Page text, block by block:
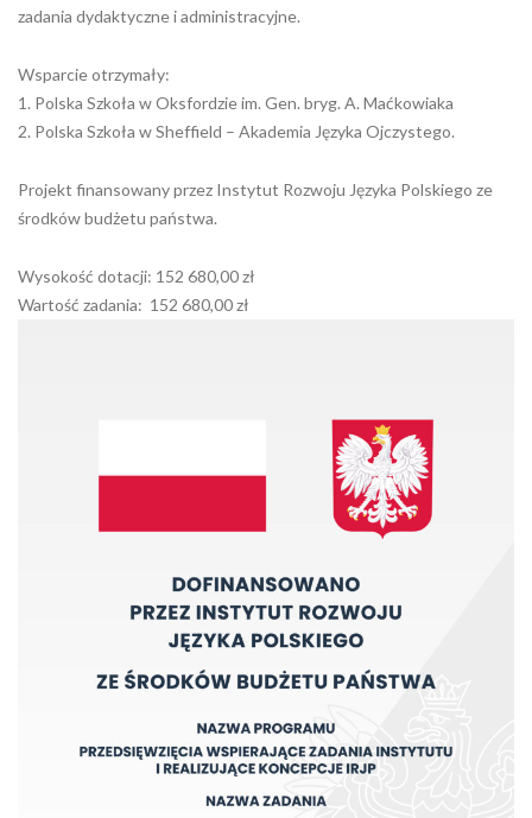
zadania dydaktyczne i administracyjne.
Wsparcie otrzymały:
1. Polska Szkoła w Oksfordzie im. Gen. bryg. A. Maćkowiaka
2. Polska Szkoła w Sheffield – Akademia Języka Ojczystego.
Projekt finansowany przez Instytut Rozwoju Języka Polskiego ze
środków budżetu państwa.
Wysokość dotacji: 152 680,00 zł
Wartość zadania: 152 680,00 zł